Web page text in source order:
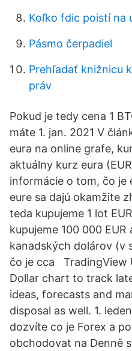
Koľko fdic poistí na
Pásmo čerpadiel
Prehľadať knižnicu
práv
Pokud je tedy cena 1
máte 1. jan. 2021 V
eura na online grafe,
aktuálny kurz eura
informácie o tom, čo je
eure sa dajú okamžite
teda kupujeme 1 lot
kupujeme 100 000
kanadských dolárov (v
čo je cca TradingView
Dollar chart to track
ideas, forecasts and
disposal as well. 1.
dozvíte co je Forex a
obchodovat na Denně